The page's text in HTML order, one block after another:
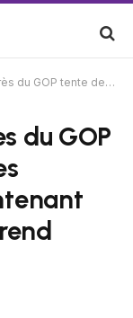
maintenant que son district comprend Palm Springs
du GOP